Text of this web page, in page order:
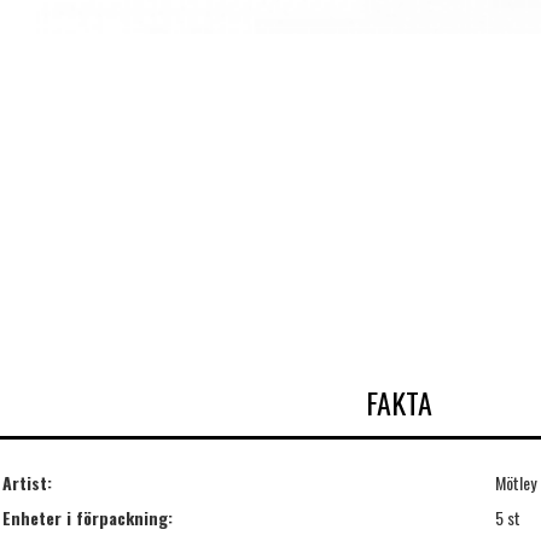
FAKTA
Artist:
Enheter i förpackning:
5 st